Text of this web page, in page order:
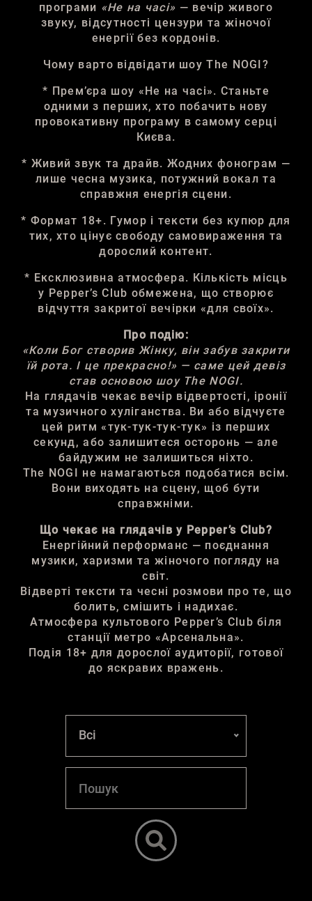
програми «Не на часі» — вечір живого
звуку, відсутності цензури та жіночої
енергії без кордонів.
Чому варто відвідати шоу The NOGI?
* Прем’єра шоу «Не на часі». Станьте
одними з перших, хто побачить нову
провокативну програму в самому серці
Києва.
* Живий звук та драйв. Жодних фонограм —
лише чесна музика, потужний вокал та
справжня енергія сцени.
* Формат 18+. Гумор і тексти без купюр для
тих, хто цінує свободу самовираження та
дорослий контент.
* Ексклюзивна атмосфера. Кількість місць
у Pepper’s Club обмежена, що створює
відчуття закритої вечірки «для своїх».
Про подію:
«Коли Бог створив Жінку, він забув закрити
їй рота. І це прекрасно!» — саме цей девіз
став основою шоу The NOGI.
На глядачів чекає вечір відвертості, іронії
та музичного хуліганства. Ви або відчуєте
цей ритм «тук-тук-тук-тук» із перших
секунд, або залишитеся осторонь — але
байдужим не залишиться ніхто.
The NOGI не намагаються подобатися всім.
Вони виходять на сцену, щоб бути
справжніми.
Що чекає на глядачів у Pepper’s Club?
Енергійний перформанс — поєднання
музики, харизми та жіночого погляду на
світ.
Відверті тексти та чесні розмови про те, що
болить, смішить і надихає.
Атмосфера культового Pepper’s Club біля
станції метро «Арсенальна».
Подія 18+ для дорослої аудиторії, готової
до яскравих вражень.
Всі